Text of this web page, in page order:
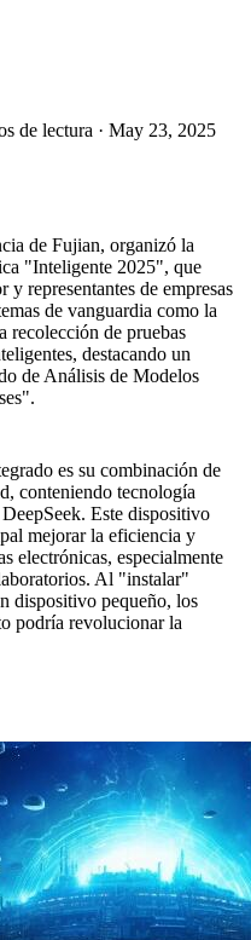
de lectura · May 23, 2025
de Fujian, organizó la
"Inteligente 2025", que
y representantes de empresas
de vanguardia como la
recolección de pruebas
destacando un
de Análisis de Modelos
es su combinación de
conteniendo tecnología
Este dispositivo
mejorar la eficiencia y
electrónicas, especialmente
Al "instalar"
dispositivo pequeño, los
podría revolucionar la